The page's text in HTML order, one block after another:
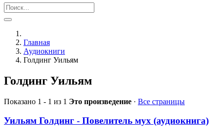
Главная
Аудиокниги
Голдинг Уильям
Голдинг Уильям
Показано 1 - 1 из 1 Это произведение · Все страницы
Уильям Голдинг - Повелитель мух (аудиокнига)